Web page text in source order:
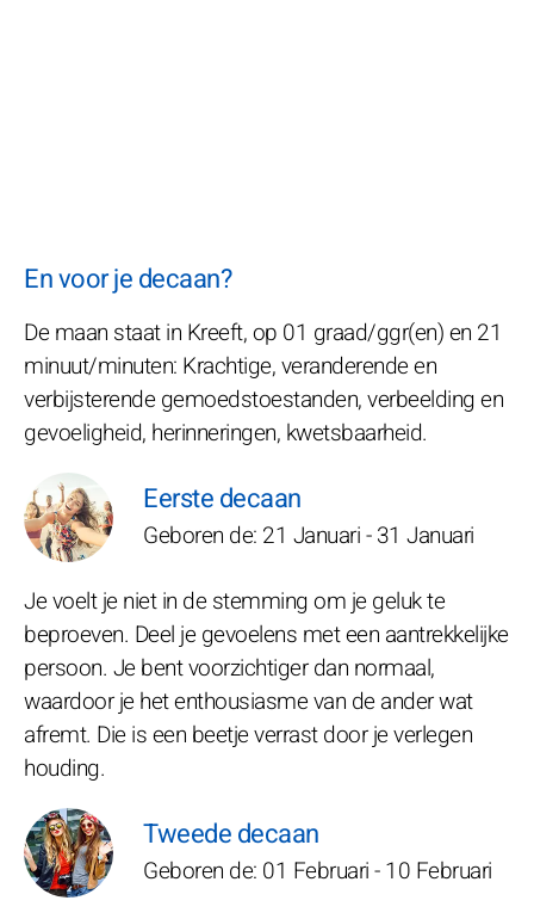
En voor je decaan?
De maan staat in Kreeft, op 01 graad/ggr(en) en 21
minuut/minuten: Krachtige, veranderende en
verbijsterende gemoedstoestanden, verbeelding en
gevoeligheid, herinneringen, kwetsbaarheid.
Eerste decaan
Geboren de: 21 Januari - 31 Januari
Je voelt je niet in de stemming om je geluk te
beproeven. Deel je gevoelens met een aantrekkelijke
persoon. Je bent voorzichtiger dan normaal,
waardoor je het enthousiasme van de ander wat
afremt. Die is een beetje verrast door je verlegen
houding.
Tweede decaan
Geboren de: 01 Februari - 10 Februari